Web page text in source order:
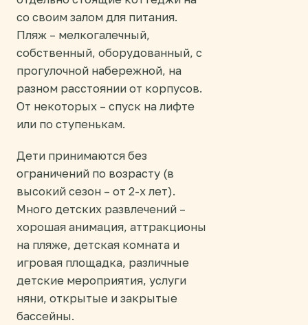
со своим залом для питания.
Пляж – мелкогалечный,
собственный, оборудованный, с
прогулочной набережной, на
разном расстоянии от корпусов.
От некоторых – спуск на лифте
или по ступенькам.
Дети принимаются без
ограничений по возрасту (в
высокий сезон – от 2-х лет).
Много детских развлечений –
хорошая анимация, аттракционы
на пляже, детская комната и
игровая площадка, различные
детские мероприятия, услуги
няни, открытые и закрытые
бассейны.